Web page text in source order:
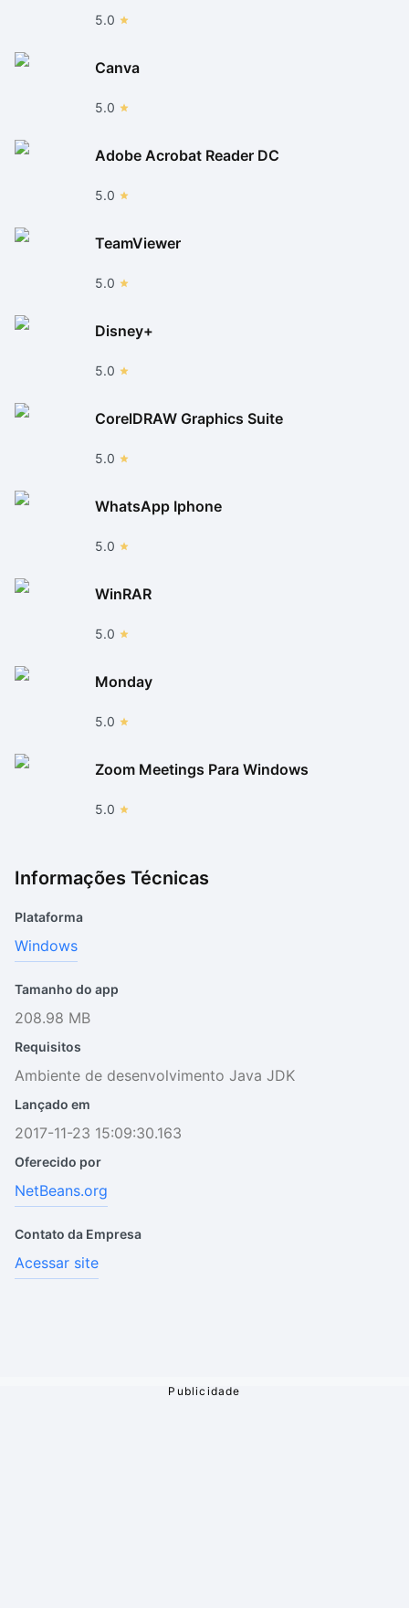
5.0
Canva
5.0
Adobe Acrobat Reader DC
5.0
TeamViewer
5.0
Disney+
5.0
CorelDRAW Graphics Suite
5.0
WhatsApp Iphone
5.0
WinRAR
5.0
Monday
5.0
Zoom Meetings Para Windows
5.0
Informações Técnicas
Plataforma
Windows
Tamanho do app
208.98 MB
Requisitos
Ambiente de desenvolvimento Java JDK
Lançado em
2017-11-23 15:09:30.163
Oferecido por
NetBeans.org
Contato da Empresa
Acessar site